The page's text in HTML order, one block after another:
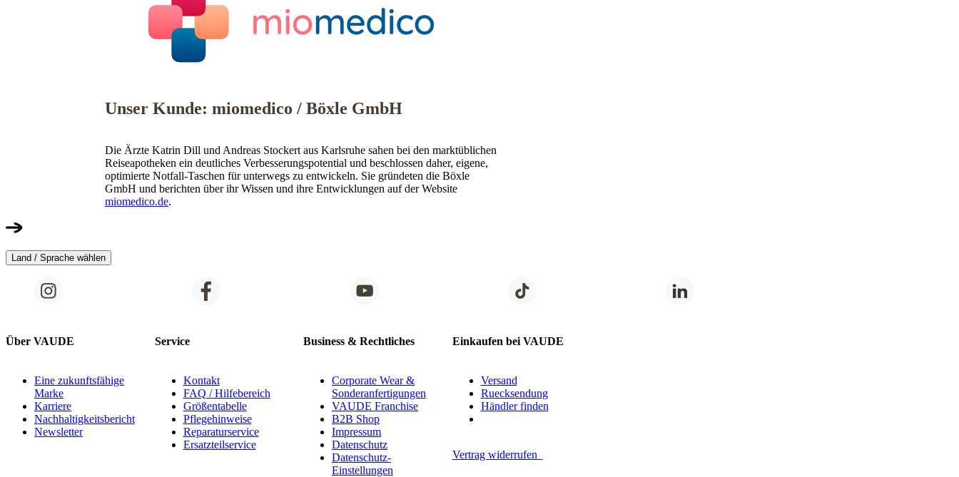
Unser Kunde: miomedico / Böxle GmbH
Die Ärzte Katrin Dill und Andreas Stockert aus Karlsruhe sahen bei den marktüblichen
Reiseapotheken ein deutliches Verbesserungspotential und beschlossen daher, eigene,
optimierte Notfall-Taschen für unterwegs zu entwickeln. Sie gründeten die Böxle
GmbH und berichten über ihr Wissen und ihre Entwicklungen auf der Website
miomedico.de.
Land / Sprache wählen
Über VAUDE
Eine zukunftsfähige
Marke
Karriere
Nachhaltigkeitsbericht
Newsletter
Service
Kontakt
FAQ / Hilfebereich
Größentabelle
Pflegehinweise
Reparaturservice
Ersatzteilservice
Business & Rechtliches
Corporate Wear &
Sonderanfertigungen
VAUDE Franchise
B2B Shop
Impressum
Datenschutz
Datenschutz-
Einstellungen
Einkaufen bei VAUDE
Versand
Ruecksendung
Händler finden
Vertrag widerrufen